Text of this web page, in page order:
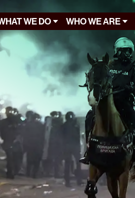
WE DO WHO WE ARE